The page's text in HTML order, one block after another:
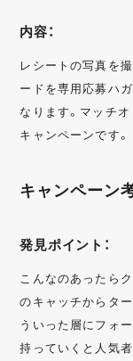
内容：
レシートの写真を
ードを専用応募ハ
なります。マッチ
キャンペーンです。
キャンペーン
発見ポイント：
こんなのあったら
のキャッチからタ
ういった層にフォ
持っていくと人気